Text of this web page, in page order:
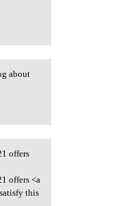
about
offers
offers <a
this